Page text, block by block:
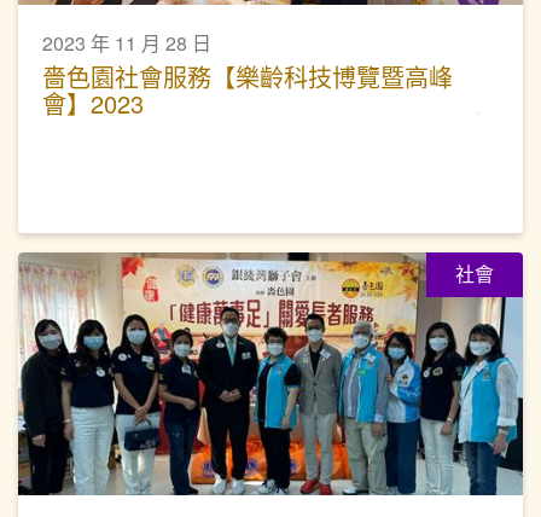
2023 年 11 月 28 日
嗇色園社會服務【樂齡科技博覽暨高峰
會】2023
社會